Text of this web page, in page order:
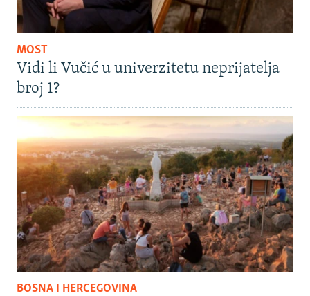
MOST
Vidi li Vučić u univerzitetu neprijatelja
broj 1?
BOSNA I HERCEGOVINA